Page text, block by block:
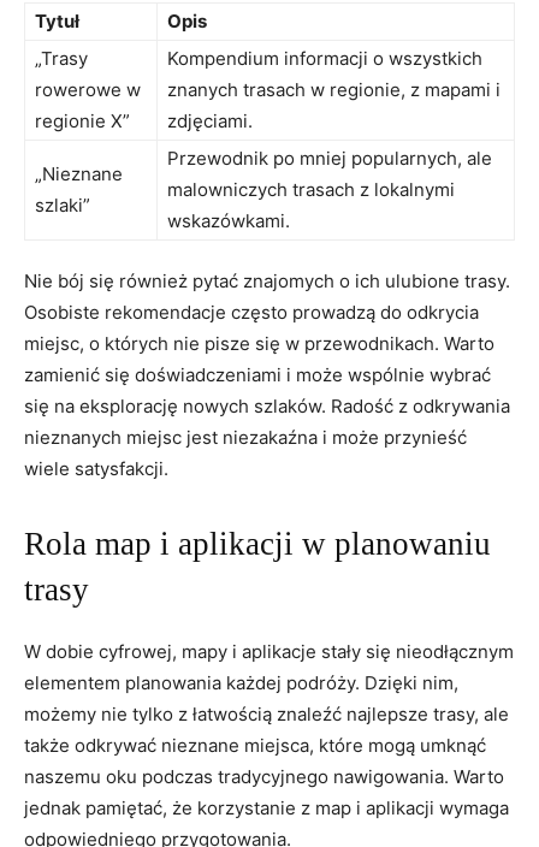
Tytuł
Opis
„Trasy
rowerowe w
regionie X”
Kompendium informacji o wszystkich
znanych trasach w regionie, z mapami i
zdjęciami.
„Nieznane
szlaki”
Przewodnik po mniej popularnych, ale
malowniczych trasach z lokalnymi
wskazówkami.
Nie bój się również pytać znajomych o ich ulubione trasy.
Osobiste rekomendacje często prowadzą do odkrycia
miejsc, o których nie pisze się w przewodnikach. Warto
zamienić się doświadczeniami i może wspólnie wybrać
się na eksplorację nowych szlaków. Radość z odkrywania
nieznanych miejsc jest niezakaźna i może przynieść
wiele satysfakcji.
Rola map i aplikacji w planowaniu
trasy
W dobie cyfrowej, mapy i aplikacje stały się nieodłącznym
elementem planowania każdej podróży. Dzięki nim,
możemy nie tylko z łatwością znaleźć najlepsze trasy, ale
także odkrywać nieznane miejsca, które mogą umknąć
naszemu oku podczas tradycyjnego nawigowania. Warto
jednak pamiętać, że korzystanie z map i aplikacji wymaga
odpowiedniego przygotowania.